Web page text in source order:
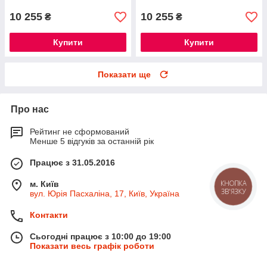
10 255 ₴
Купити
10 255 ₴
Купити
Показати ще
Про нас
Рейтинг не сформований
Менше 5 відгуків за останній рік
Працює з 31.05.2016
м. Київ
вул. Юрія Пасхаліна, 17, Київ, Україна
Контакти
Сьогодні працює з 10:00 до 19:00
Показати весь графік роботи
КНОПКА
ЗВ'ЯЗКУ